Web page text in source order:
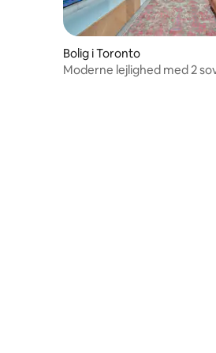
Bolig i Toronto
Moderne lejlighed med 2